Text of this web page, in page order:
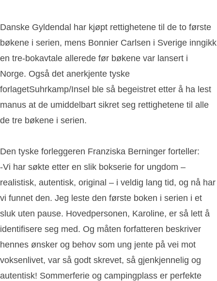
Danske Gyldendal har kjøpt rettighetene til de to første
bøkene i serien, mens Bonnier Carlsen i Sverige inngikk
en tre-bokavtale allerede før bøkene var lansert i
Norge. Også det anerkjente tyske
forlagetSuhrkamp/Insel ble så begeistret etter å ha lest
manus at de umiddelbart sikret seg rettighetene til alle
de tre bøkene i serien.
Den tyske forleggeren Franziska Berninger forteller:
-Vi har søkte etter en slik bokserie for ungdom –
realistisk, autentisk, original – i veldig lang tid, og nå har
vi funnet den. Jeg leste den første boken i serien i et
sluk uten pause. Hovedpersonen, Karoline, er så lett å
identifisere seg med. Og måten forfatteren beskriver
hennes ønsker og behov som ung jente på vei mot
voksenlivet, var så godt skrevet, så gjenkjennelig og
autentisk! Sommerferie og campingplass er perfekte